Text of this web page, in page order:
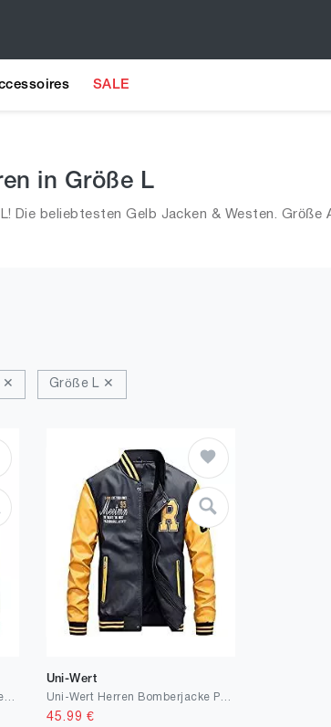
SALE
in Größe L
Die beliebtesten Gelb Jacken & Westen. Größe
✕ Größe L ✕
Uni-Wert
45.99 €